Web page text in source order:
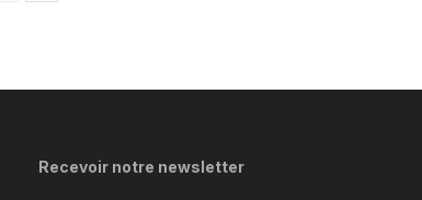
Recevoir notre newsletter